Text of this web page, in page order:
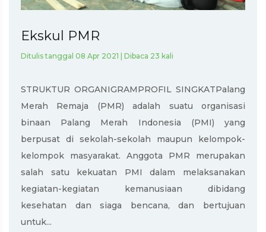
Ekskul PMR
Ditulis tanggal 08 Apr 2021 | Dibaca 23 kali
STRUKTUR ORGANIGRAMPROFIL SINGKATPalang
Merah Remaja (PMR) adalah suatu organisasi
binaan Palang Merah Indonesia (PMI) yang
berpusat di sekolah-sekolah maupun kelompok-
kelompok masyarakat. Anggota PMR merupakan
salah satu kekuatan PMI dalam melaksanakan
kegiatan-kegiatan kemanusiaan dibidang
kesehatan dan siaga bencana, dan bertujuan
untuk...